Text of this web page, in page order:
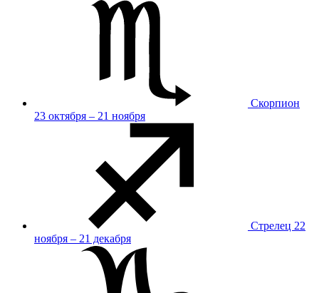
Скорпион
23 октября – 21 ноября
Стрелец 22
ноября – 21 декабря